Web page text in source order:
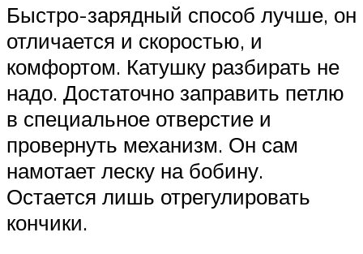
Быстро-зарядный способ лучше, он
отличается и скоростью, и
комфортом. Катушку разбирать не
надо. Достаточно заправить петлю
в специальное отверстие и
провернуть механизм. Он сам
намотает леску на бобину.
Остается лишь отрегулировать
кончики.